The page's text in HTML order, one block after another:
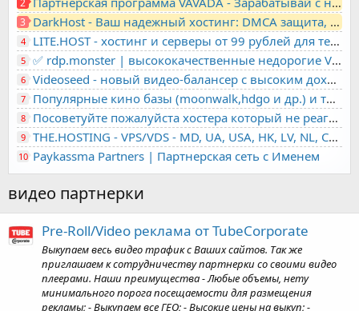
2
3 DarkHost - Ваш надежный хостинг: DMCA защита, лояльность, анонимность
4 LITE.HOST - хостинг и серверы от 99 рублей для тех, кто любит не переплачивать. Доступ по SSH, поддержка PHP, GIT, COMPOSER, сертификаты Let's Encrypt
5 ✅ rdp.monster | высококачественные недорогие VPS, RDP - выделенные серверы
6 Videoseed - новый видео-балансер с высоким доходом
7 Популярные кино базы (moonwalk,hdgo и др.) и торренты в одном плеере для вашего сайта
8 Посоветуйте пожалуйста хостера который не реагирует на ркн
9 THE.HOSTING - VPS/VDS - MD, UA, USA, HK, LV, NL, CA, DE, SK, CZE, GB, IL, TR, PL, BG, RO, IT, FL, HU, PT.
10 Paykassma Partners | Партнерская сеть с Именем
видео партнерки
Pre-Roll/Video реклама от TubeCorporate
Выкупаем весь видео трафик с Ваших сайтов. Так же
приглашаем к сотрудничеству партнерки со своими видео
плеерами. Наши преимущества - Любые объемы, нету
минимального порога посещаемости для размещения
рекламы; - Выкупаем все ГЕО; - Высокие цены на выкуп; -